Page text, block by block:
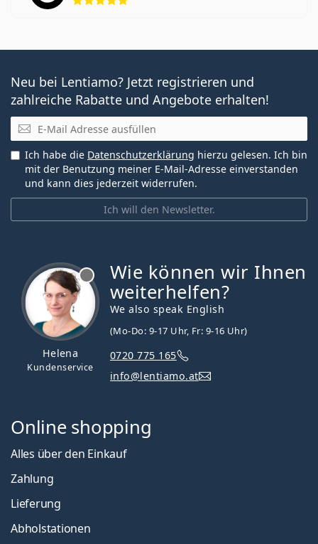
Neu bei Lentiamo? Jetzt registrieren und
zahlreiche Rabatte und Angebote erhalten!
E-Mail
Ich will den Newsletter.
Ich habe die Datenschutzerklärung hierzu gelesen. Ich bin
mit der Benutzung meiner E-Mail-Adresse einverstanden
und kann dies jederzeit widerrufen.
Helena
Kundenservice
Wie können wir Ihnen
weiterhelfen?
We also speak English
(Mo-Do: 9-17 Uhr, Fr: 9-16 Uhr)
0720 775 165
info@lentiamo.at
Online shopping
Alles über den Einkauf
Zahlung
Lieferung
Abholstationen